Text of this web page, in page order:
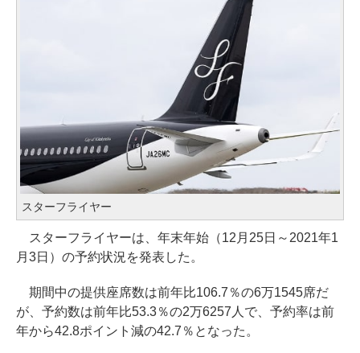
スターフライヤー
スターフライヤーは、年末年始（12月25日～2021年1
月3日）の予約状況を発表した。
期間中の提供座席数は前年比106.7％の6万1545席だ
が、予約数は前年比53.3％の2万6257人で、予約率は前
年から42.8ポイント減の42.7％となった。